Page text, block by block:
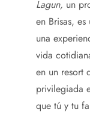
Lagun, un
en Brisas,
una
vida
en un resort
privilegiada
que tú y tu